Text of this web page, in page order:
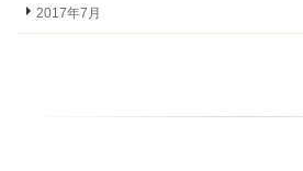
2017年7月